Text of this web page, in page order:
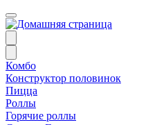
Комбо
Конструктор половинок
Пицца
Роллы
Горячие роллы